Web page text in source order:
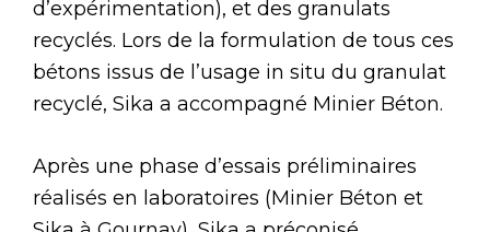
d’expérimentation), et des granulats
recyclés. Lors de la formulation de tous ces
bétons issus de l’usage in situ du granulat
recyclé, Sika a accompagné Minier Béton.
Après une phase d’essais préliminaires
réalisés en laboratoires (Minier Béton et